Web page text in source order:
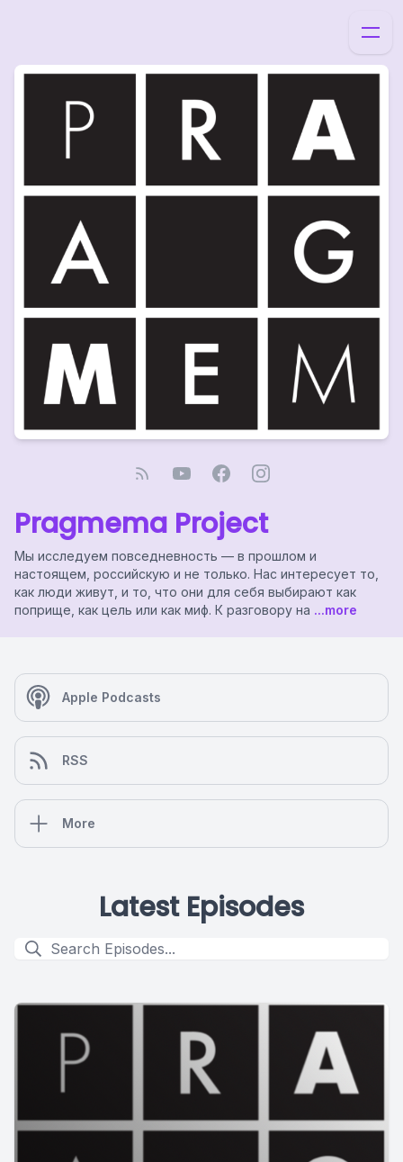
Pragmema Project
Мы исследуем повседневность — в прошлом и
настоящем, российскую и не только. Нас интересует то,
как люди живут, и то, что они для себя выбирают как
поприще, как цель или как миф. К разговору на ...more
Apple Podcasts
RSS
More
Latest Episodes